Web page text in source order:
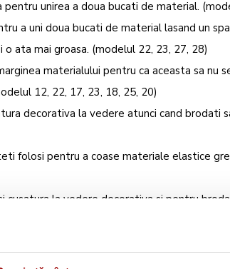
unirea a doua bucati de material.
a uni doua bucati de material lasand un
ata mai groasa. (modelul 22, 23, 27, 28)
materialului pentru ca aceasta sa
12, 22, 17, 23, 18, 25, 20)
decorativa la vedere atunci cand brodati
folosi pentru a coase materiale elastice
la vedere decorativa si pentru